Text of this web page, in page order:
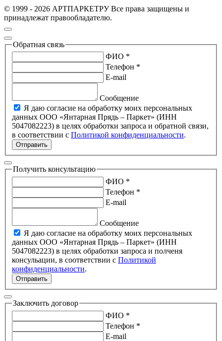
© 1999 - 2026 АРТПАРКЕТРУ Все права защищены и
принадлежат правообладателю.
Обратная связь
ФИО *
Телефон *
E-mail
Сообщение
Я даю согласие на обработку моих персональных
данных ООО «Янтарная Прядь – Паркет» (ИНН
5047082223) в целях обработки запроса и обратной связи,
в соответствии с Политикой конфиденциальности.
Отправить
Получить консультацию
ФИО *
Телефон *
E-mail
Сообщение
Я даю согласие на обработку моих персональных
данных ООО «Янтарная Прядь – Паркет» (ИНН
5047082223) в целях обработки запроса и полченя
консульации, в соответствии с Политикой
конфиденциальности.
Отправить
Заключить договор
ФИО *
Телефон *
E-mail